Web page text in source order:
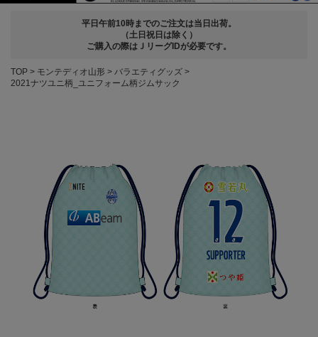
平日午前10時までのご注文は当日出荷。
（土日祝日は除く）
ご購入の際はＪリーグIDが必要です。
TOP モンテディオ山形
バラエティグッズ
2021ナツユニ柄_ユニフォーム柄ジムサック